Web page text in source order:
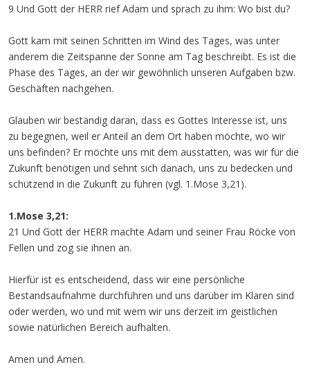
9 Und Gott der HERR rief Adam und sprach zu ihm: Wo bist du?
Gott kam mit seinen Schritten im Wind des Tages, was unter
anderem die Zeitspanne der Sonne am Tag beschreibt. Es ist die
Phase des Tages, an der wir gewöhnlich unseren Aufgaben bzw.
Geschäften nachgehen.
Glauben wir beständig daran, dass es Gottes Interesse ist, uns
zu begegnen, weil er Anteil an dem Ort haben möchte, wo wir
uns befinden? Er möchte uns mit dem ausstatten, was wir für die
Zukunft benötigen und sehnt sich danach, uns zu bedecken und
schützend in die Zukunft zu führen (vgl. 1.Mose 3,21).
1.Mose 3,21:
21 Und Gott der HERR machte Adam und seiner Frau Röcke von
Fellen und zog sie ihnen an.
Hierfür ist es entscheidend, dass wir eine persönliche
Bestandsaufnahme durchführen und uns darüber im Klaren sind
oder werden, wo und mit wem wir uns derzeit im geistlichen
sowie natürlichen Bereich aufhalten.
Amen und Amen.